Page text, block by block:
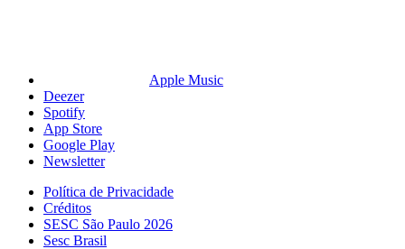
Apple Music
Deezer
Spotify
App Store
Google Play
Newsletter
Política de Privacidade
Créditos
SESC São Paulo 2026
Sesc Brasil